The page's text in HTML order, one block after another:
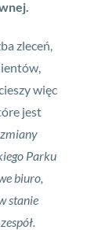
zleceń,
więc
jest
Parku
biuro,
stanie